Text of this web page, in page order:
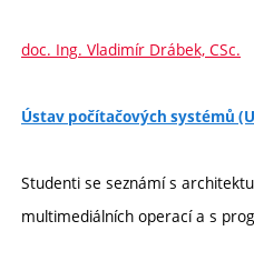
doc. Ing. Vladimír Drábek, CSc.
Ústav počítačových systémů
Studenti se seznámí s
multimediálních operací a s